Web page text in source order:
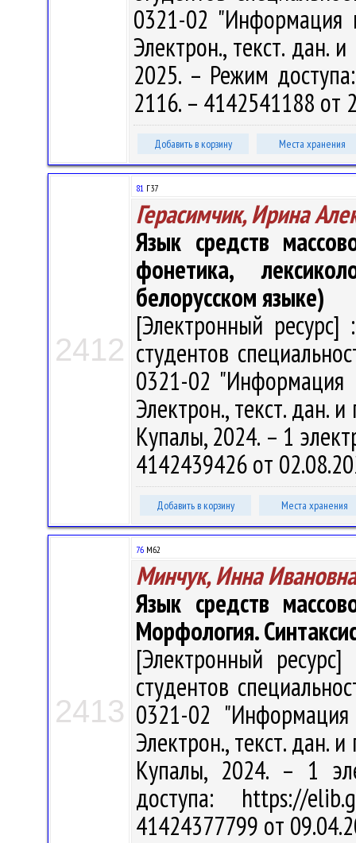
0321-02 "Информация
Электрон., текст. дан.
2025. – Режим
2116. – 4142541188 от
Добавить в корзину Места хранения
2412
81 Г37
Герасимчик, Ирина
Язык средств
фонетика,
белорусском языке)
[Электронный ресурс]
студентов
0321-02
Электрон., текст. дан.
Купалы, 2024. – 1
4142439426 от
Добавить в корзину Места хранения
2413
76 М62
Минчук, Инна Ивановна
Язык средств
Морфология.
[Электронный
студентов
0321-02
Электрон., текст. дан.
Купалы, 2024. – 1
доступа: https://
41424377799 от